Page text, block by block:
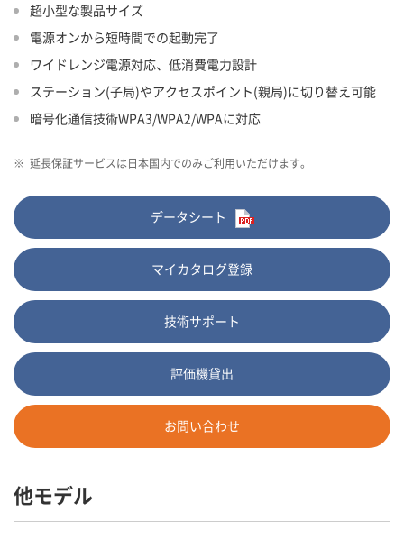
超小型な製品サイズ
電源オンから短時間での起動完了
ワイドレンジ電源対応、低消費電力設計
ステーション(子局)やアクセスポイント(親局)に切り替え可能
暗号化通信技術WPA3/WPA2/WPAに対応
※ 延長保証サービスは日本国内でのみご利用いただけます。
データシート
マイカタログ登録
技術サポート
評価機貸出
お問い合わせ
他モデル